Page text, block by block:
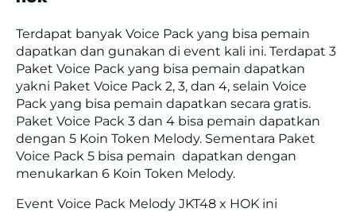
Terdapat banyak Voice Pack yang bisa pemain
dapatkan dan gunakan di event kali ini. Terdapat 3
Paket Voice Pack yang bisa pemain dapatkan
yakni Paket Voice Pack 2, 3, dan 4, selain Voice
Pack yang bisa pemain dapatkan secara gratis.
Paket Voice Pack 3 dan 4 bisa pemain dapatkan
dengan 5 Koin Token Melody. Sementara Paket
Voice Pack 5 bisa pemain dapatkan dengan
menukarkan 6 Koin Token Melody.
Event Voice Pack Melody JKT48 x HOK ini